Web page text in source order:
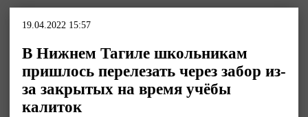
19.04.2022 15:57
В Нижнем Тагиле школьникам
пришлось перелезать через забор из-
за закрытых на время учёбы
калиток